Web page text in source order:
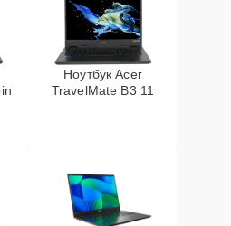
Ноутбук Acer
TravelMate B3 11